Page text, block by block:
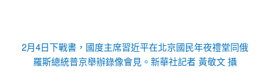
2月4日下戰書，國度主席習近平在北京國民年夜禮堂同俄
羅斯總統普京舉辦錄像會見。新華社記者 黃敬文 攝